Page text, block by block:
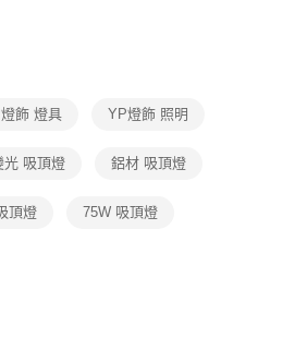
】
享後付」後，將跳轉至「AFTEE先享後付」
金額後，即可完成結帳。
進行付款，方視為交易完成。
取消之訂單仍視為有效，需透過AFTEE先享
退款等相關疑問，請聯繫「AFTEE先享後付
含以上)免運費
飾 燈具 YP燈飾 照明
光 吸頂燈 鋁材 吸頂燈
頂燈 75W 吸頂燈